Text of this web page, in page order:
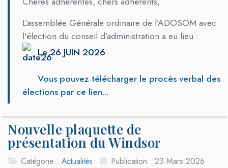
L’assemblée Générale ordinaire de l’ADOSOM avec
l'élection du conseil d’administration a eu lieu :
Le 26 JUIN 2026
Vous pouvez télécharger le procès verbal des
élections par ce lien...
Nouvelle plaquette de
présentation du Windsor
Catégorie :Actualités Publication : 23 Mars 2026